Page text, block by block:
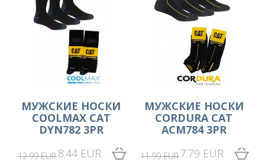
МУЖСКИЕ НОСКИ
COOLMAX CAT
DYN782 3PR
12.99 EUR 8.44 EUR
МУЖСКИЕ НОСКИ
CORDURA CAT
ACM784 3PR
11.99 EUR7.79 EUR